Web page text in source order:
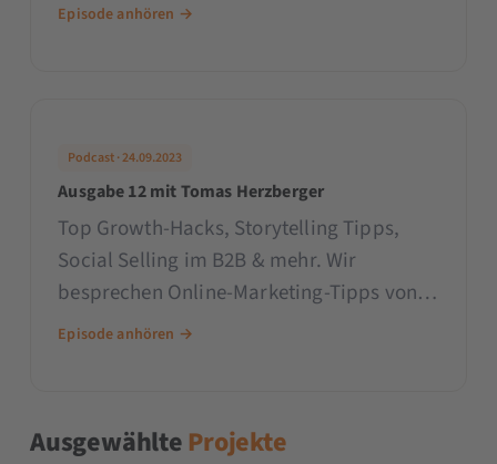
Episode anhören →
Podcast · 24.09.2023
Ausgabe 12 mit Tomas Herzberger
Top Growth-Hacks, Storytelling Tipps,
Social Selling im B2B & mehr. Wir
besprechen Online-Marketing-Tipps von
SparkToro, Lunapark, Website Hosting
Episode anhören →
Ausgewählte Projekte